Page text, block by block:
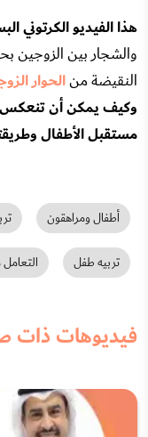
هذا الفيديو الكرتوني
والشجار بين الزوجين
النقيضة منالحوار
وكيف يمكن أن تنعكس
مستقبل الأطفال
أطفال ومراهقون
تربيه طفل التعامل
فيديوهات ذات